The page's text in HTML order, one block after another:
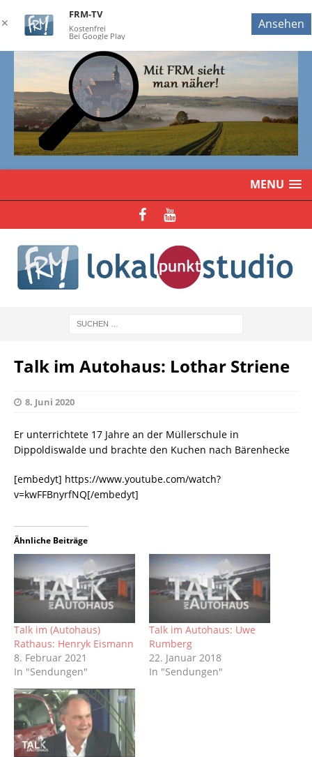
MENU
Talk im Autohaus: Lothar Striene
8. Juni 2020
Er unterrichtete 17 Jahre an der Müllerschule in
Dippoldiswalde und brachte den Kuchen nach Bärenhecke
[embedyt] https://www.youtube.com/watch?
v=kwFFBnyrfNQ[/embedyt]
Ähnliche Beiträge
Talk im (Autohaus)
Rathaus: Henryk Eismann
8. Februar 2021
In "Sendungen"
Talk im Autohaus: Uwe
Rumberg
22. Januar 2018
In "Sendungen"
✕
FRM-TV
Kostenfrei
Bei Google Play
Ansehen